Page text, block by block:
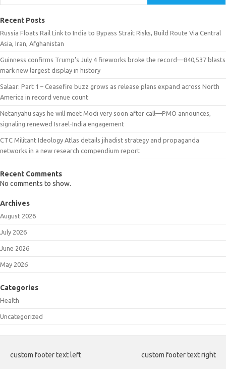
Recent Posts
Russia Floats Rail Link to India to Bypass Strait Risks, Build Route Via Central
Asia, Iran, Afghanistan
Guinness confirms Trump’s July 4 fireworks broke the record—840,537 blasts
mark new largest display in history
Salaar: Part 1 – Ceasefire buzz grows as release plans expand across North
America in record venue count
Netanyahu says he will meet Modi very soon after call—PMO announces,
signaling renewed Israel-India engagement
CTC Militant Ideology Atlas details jihadist strategy and propaganda
networks in a new research compendium report
Recent Comments
No comments to show.
Archives
August 2026
July 2026
June 2026
May 2026
Categories
Health
Uncategorized
custom footer text left custom footer text right